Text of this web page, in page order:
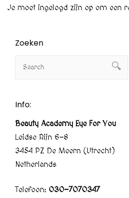
Je moet ingelogd zijn op om een
Zoeken
Info:
Beauty Academy Eye For You
Leidse Rijn 6-8
3454 PZ De Meern (Utrecht)
Netherlands
Telefoon: 030-7070347